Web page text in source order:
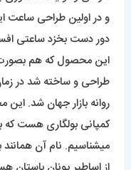
جهانی
بولگاری
طراحی و تولید
و در اولین طراحی ساعت این
دور دست بخزد ساعتی
این محصول که هم
طراحی و ساخته شد در
روانه بازار جهان شد.